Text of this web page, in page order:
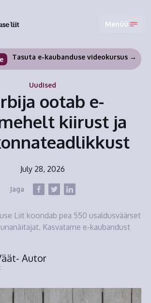
Menüü
Tasuta e-kaubanduse videokursus →
Uudised
ootab e-
kiirust ja
July 28, 2026
Jaga
Liit koondab pea 550 usaldusväärset
Kasvatame e-kaubandust
- Autor